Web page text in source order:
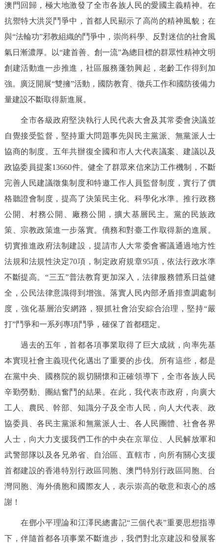
澳門回歸，極大地激發了全市各族人民的愛國主義精神。在
抗禦特大洪災鬥爭中，首都人民顯示了高尚的精神風貌；在
與“法輪功”邪教組織的鬥爭中，崇尚科學、反對迷信的社會風
氣日漸濃厚。以“建首善、創一流”為總目標的群眾性精神文明
創建活動進一步推進，社區服務蓬勃興起，老齡工作得到加
強。廣泛開展“雙擁”活動，國防教育、徵兵工作和國防後備力
量建設不斷取得新進展。
全市各級政府堅決執行人民代表大會及其常委會決議並
自覺接受監督，堅持重大問題事先與民主黨派、無黨派人士
協商的制度。五年共辦復全國和市人大代表議案、建議以及
政協委員提案13660件。健全了群眾來信來訪工作機制，不斷
完善人民建議徵集制度和特邀工作人員監督制度，實行了價
格聽證會制度，提高了決策民主化、科學化水準。推行政務
公開、村務公開、廠務公開，擴大基層民主。黨的民族政
策、宗教政策進一步落實。僑務和對臺工作取得新的進展。
切實推進政府法制建設，提請市人大常委會審議通過地方性
法規和法規性決定70項，制定政府規章95項，依法行政水準
不斷提高。“三五”普法教育更加深入，法律服務體系日益健
全，公民法律意識得到增強。落實人民內部矛盾排查調處制
度，強化基層治安網路，狠抓社會治安綜合治理，堅持“嚴
打”鬥爭和一系列專項鬥爭，確保了首都穩定。
過去的五年，首都各項事業取得了巨大成就，向率先基
本實現社會主義現代化邁出了重要的步伐。所有這些，都是
在黨中央、國務院的親切關懷和正確領導下，全市各族人民
辛勤勞動、團結奮鬥的結果。在此，我代表市政府，向廣大
工人、農民、幹部、知識分子及全市人民，向人大代表、政
協委員、各民主黨派和無黨派人士、各人民團體、社會各界
人士，向大力支援我們工作的中央在京單位、人民解放軍和
武警部隊以及各兄弟省、自治區、直轄市，向所有關心支援
首都建設的香港特別行政區同胞、澳門特別行政區同胞、台
灣同胞、海外僑胞和國際友人，表示崇高的敬意和衷心的感
謝！
在鄧小平理論和江澤民總書記“三個代表”重要思想指導
下，伴隨首都各項事業不斷進步，我們對北京建設和發展客